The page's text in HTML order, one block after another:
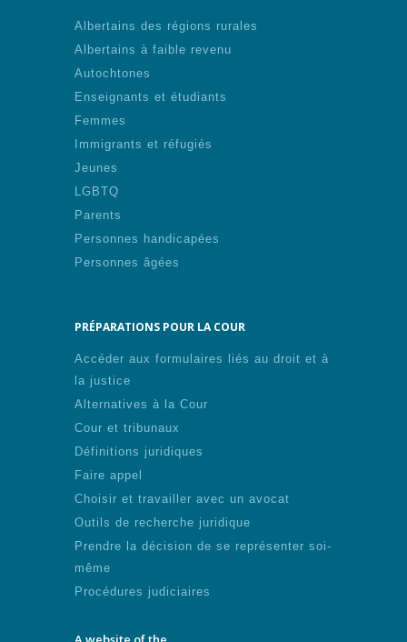
Albertains des régions rurales
Albertains à faible revenu
Autochtones
Enseignants et étudiants
Femmes
Immigrants et réfugiés
Jeunes
LGBTQ
Parents
Personnes handicapées
Personnes âgées
PRÉPARATIONS POUR LA COUR
Accéder aux formulaires liés au droit et à
la justice
Alternatives à la Cour
Cour et tribunaux
Définitions juridiques
Faire appel
Choisir et travailler avec un avocat
Outils de recherche juridique
Prendre la décision de se représenter soi-
même
Procédures judiciaires